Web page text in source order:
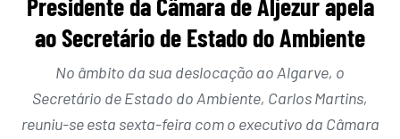
Presidente da Câmara de Aljezur apela
ao Secretário de Estado do Ambiente
No âmbito da sua deslocação ao Algarve, o
Secretário de Estado do Ambiente, Carlos Martins,
reuniu-se esta sexta-feira com o executivo da Câmara